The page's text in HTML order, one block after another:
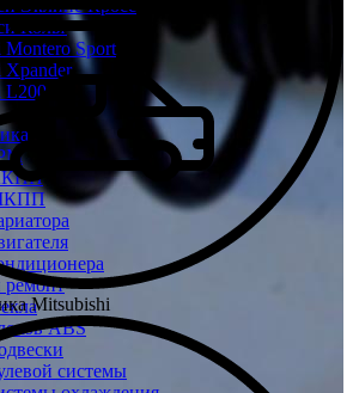
Эклипс Кросс
Кольт
Montero Sport
Xpander
L200
ремонт
ABS
системы
Mitsubishi